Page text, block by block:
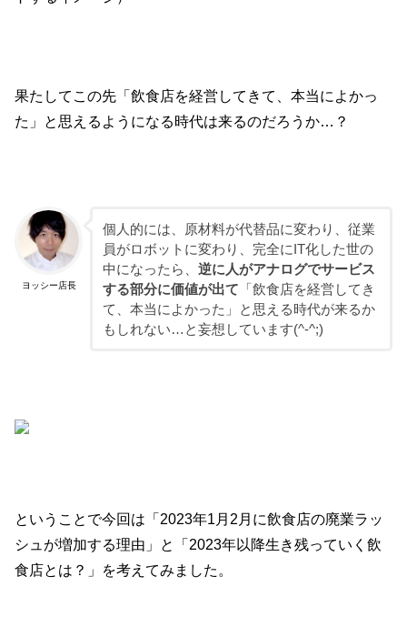
果たしてこの先「飲食店を経営してきて、本当によかっ
た」と思えるようになる時代は来るのだろうか…？
ヨッシー店長
個人的には、原材料が代替品に変わり、従業
員がロボットに変わり、完全にIT化した世の
中になったら、 逆に人がアナログでサービス
する部分に価値が出て 「飲食店を経営してき
て、本当によかった」と思える時代が来るか
もしれない…と妄想しています(^-^;)
ということで今回は「2023年1月2月に飲食店の廃業ラッ
シュが増加する理由」と「2023年以降生き残っていく飲
食店とは？」を考えてみました。